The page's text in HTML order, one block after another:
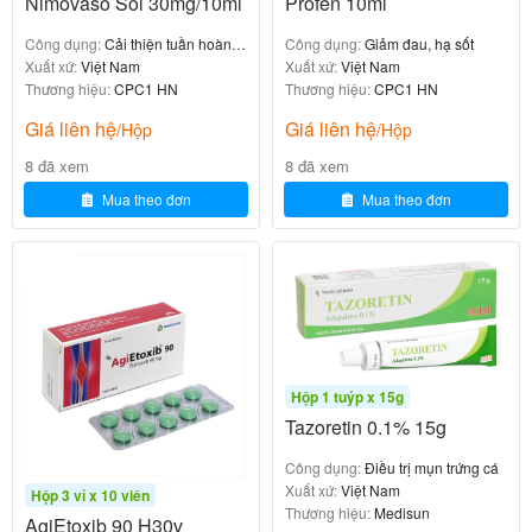
ông, khát nước, đau dạ dày, buồn nôn, nôn, tiêu chảy
và táo bón, sốt, mệt mỏi, buồn ngủ, uể oải, chóng
mặt và mất thăng bằng.
Cao huyết áp có thể xảy ra.
Hiếm khi bị run, cứng lưỡi, khó thở, liệt dương, phát
ban hay phù.
Thông báo cho bác sĩ các tác dụng không mong
muốn gặp phải khi dùng thuốc.
Tương tác thuốc và các dạng tương
tác khác
Tác động của thuốc trên nhu động ruột đối kháng với
tác động của các thuốc đối giao cảm (atropin,
methylscopolamine,…), thuốc gây mê và thuốc giảm
Công dụng:Cải thiện tuần hoàn
não
Xuất xứ:Việt Nam
Thương hiệu:CPC1 HN
Giá liên hệ/Hộp
8 đã xem
Mua theo đơn
Công dụng:Giảm đau, hạ sốt
Xuất xứ:Việt Nam
Thương hiệu:CPC1 HN
Giá liên hệ/Hộp
8 đã xem
Mua theo đơn
Hộp 3 vỉ x 10 viên
AgiEtoxib 90 H30v
Hộp 1 tuýp x 15g
Tazoretin 0.1% 15g
Công dụng:Điều trị mụn trứng cá
Xuất xứ:Việt Nam
Thương hiệu:Medisun